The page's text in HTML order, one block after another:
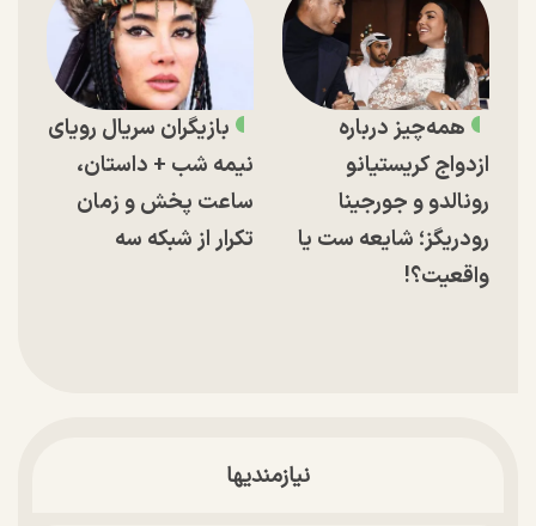
همه‌چیز درباره
ازدواج کریستیانو
رونالدو و جورجینا
رودریگز؛ شایعه ست یا
واقعیت؟!
بازیگران سریال رویای
نیمه شب + داستان،
ساعت پخش و زمان
تکرار از شبکه سه
نیازمندیها